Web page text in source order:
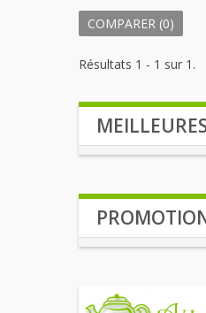
COMPARER (0)
Résultats 1 - 1 sur 1.